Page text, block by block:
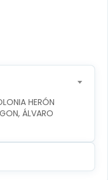
HERÓN
ÁLVARO